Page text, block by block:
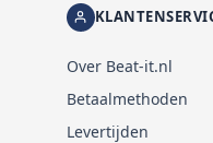
Over Beat-it.nl
Betaalmethoden
Levertijden